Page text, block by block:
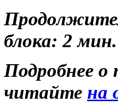
блока: 2 мин.
Подробнее
читайте на